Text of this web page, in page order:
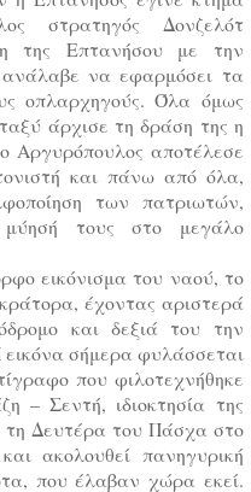
στρατηγός Δονζελότ
της Επτανήσου με την
να εφαρμόσει τα
οπλαρχηγούς. Όλα όμως
άρχισε τη δράση της η
Αργυρόπουλος αποτέλεσε
και πάνω από όλα,
των πατριωτών,
τους στο μεγάλο
εικόνισμα του ναού, το
έχοντας αριστερά
και δεξιά του την
σήμερα φυλάσσεται
που φιλοτεχνήθηκε
– Σεντή, ιδιοκτησία της
τη Δευτέρα του Πάσχα στο
ακολουθεί πανηγυρική
που έλαβαν χώρα εκεί.